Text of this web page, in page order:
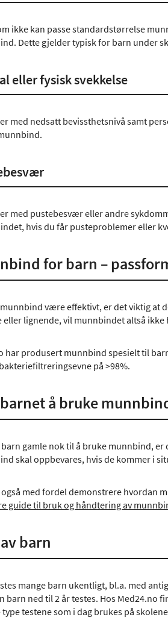
ikke kan passe standardstørrelse
Dette gjelder typisk for barn under
eller fysisk svekkelse
med nedsatt bevissthetsnivå samt
med pustebesvær eller andre
hvis du får pusteproblemer eller
for barn –
være effektivt, er det viktig at
eller lignende, vil munnbindet altså
har produsert munnbind spesielt til
på >98%.
å bruke
barn gamle nok til å bruke munnbind,
skal oppbevares, hvis de kommer i
også med fordel demonstrere hvordan
guide til bruk og håndtering av
barn
mange barn ukentligt, bl.a. med
barn ned til 2 år testes. Hos Med24.no
type testene som i dag brukes på